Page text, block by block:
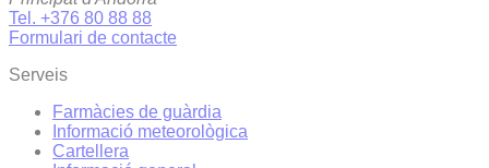
Tel. +376 80 88 88
Formulari de contacte
Serveis
Farmàcies de guàrdia
Informació meteorològica
Cartellera